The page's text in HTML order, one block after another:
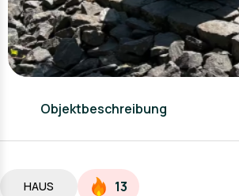
Objektbeschreibung
HAUS 13